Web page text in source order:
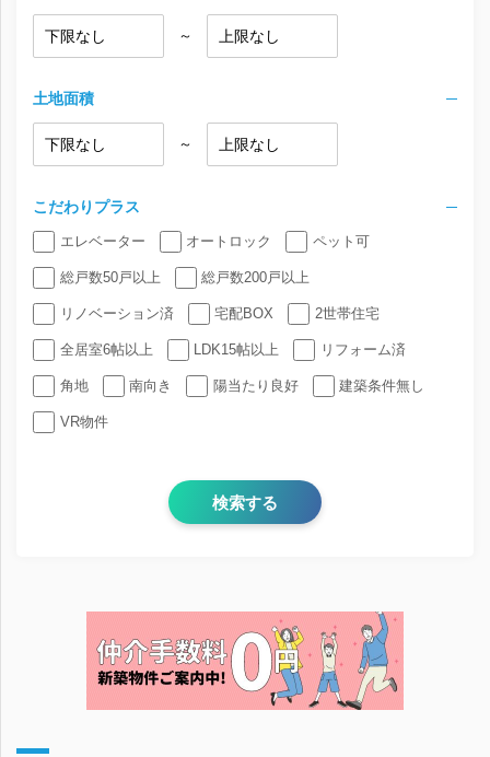
～
土地面積
～
こだわりプラス
エレベーター オートロック ペット可
総戸数50戸以上 総戸数200戸以上
リノベーション済 宅配BOX 2世帯住宅
全居室6帖以上 LDK15帖以上 リフォーム済
角地 南向き 陽当たり良好 建築条件無し
VR物件
検索する